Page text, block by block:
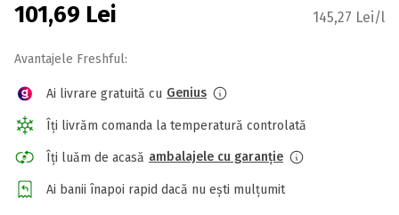
101,69 Lei 145,27 Lei/l
Avantajele Freshful:
Ai livrare gratuită cu Genius
Îți livrăm comanda la temperatură controlată
Îți luăm de acasă ambalajele cu garanție
Ai banii înapoi rapid dacă nu ești mulțumit